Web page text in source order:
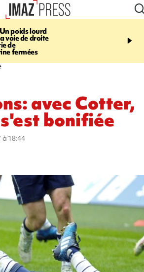
poids lourd
voie de droite
de
fermées
11:22
DÉSTABILISATION
la présidentielle, les
avec Cotter,
bonifiée
à 18:44